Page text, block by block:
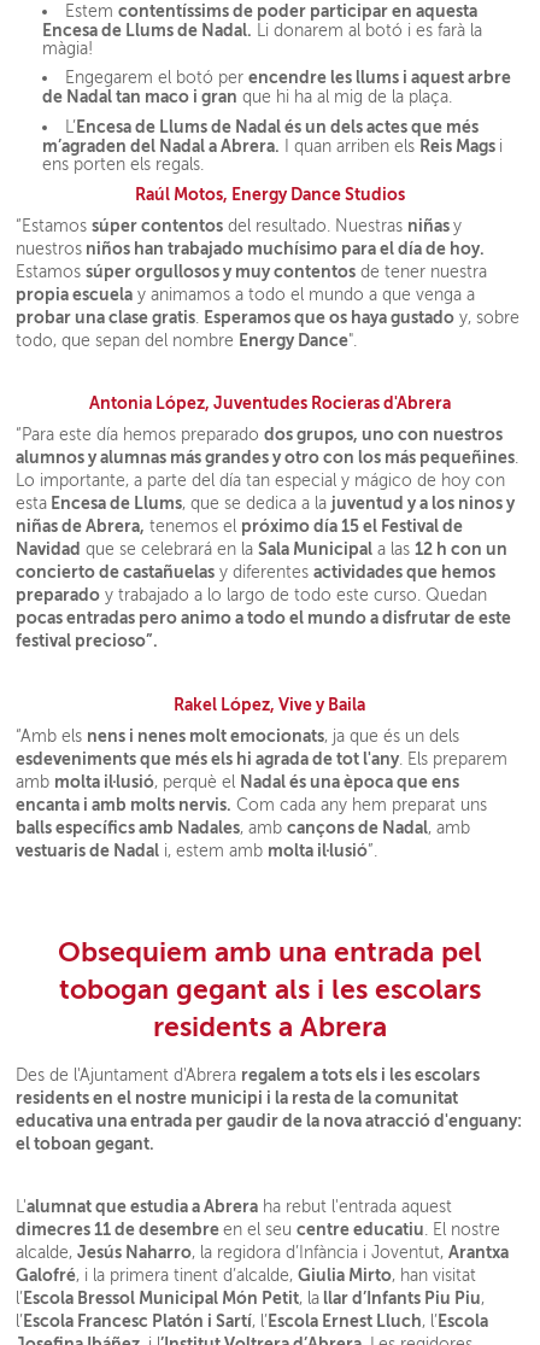
Estemcontentíssims de poder participar en aquesta
Encesa de Llums de Nadal. Li donarem al botó i es farà la
màgia!
Engegarem el botó perencendre les llums i aquest arbre
de Nadal tan maco i gran que hi ha al mig de la plaça.
L’ Encesa de Llums de Nadal és un dels actes que més
m’agraden del Nadal a Abrera. I quan arriben els Reis Mags i
ens porten els regals.
Raúl Motos, Energy Dance Studios
“Estamossúper contentos del resultado. Nuestras niñasy
nuestros niños han trabajado muchísimo para el día de hoy.
Estamossúper orgullosos y muy contentos de tener nuestra
propia escuela y animamos a todo el mundo a que venga a
probar una clase gratis. Esperamos que os haya gustado y, sobre
todo, que sepan del nombre Energy Dance".
Antonia López, Juventudes Rocieras d'Abrera
“Para este día hemos preparadodos grupos, uno con nuestros
alumnos y alumnas más grandes y otro con los más pequeñines.
Lo importante, a parte del día tan especial y mágico de hoy con
esta Encesa de Llums, que se dedica a la juventud y a los ninos y
niñas de Abrera, tenemos el próximo día 15 el Festival de
Navidad que se celebrará en laSala Municipal a las12 h con un
concierto de castañuelas y diferentesactividades que hemos
preparado y trabajado a lo largo de todo este curso. Quedan
pocas entradas pero animo a todo el mundo a disfrutar de este
festival precioso”.
Rakel López, Vive y Baila
“Amb els nens i nenes molt emocionats, ja que és un dels
esdeveniments que més els hi agrada de tot l'any . Els preparem
amb molta il·lusió, perquè el Nadal és una època que ens
encanta i amb molts nervis. Com cada any hem preparat uns
balls específics amb Nadales, ambcançons de Nadal, amb
vestuaris de Nadal i, estem amb molta il·lusió”.
Obsequiem amb una entrada pel
tobogan gegant als i les escolars
residents a Abrera
Des de l'Ajuntament d'Abrera regalem a tots els i les escolars
residents en el nostre municipi i la resta de la comunitat
educativa una entrada per gaudir de la nova atracció d'enguany:
el toboan gegant.
L'alumnat que estudia a Abrera ha rebut l'entrada aquest
dimecres 11 de desembreen el seucentre educatiu . El nostre
alcalde,Jesús Naharro, la regidora d’Infància i Joventut,Arantxa
Galofré, i la primera tinent d’alcalde,Giulia Mirto, han visitat
l’ Escola Bressol Municipal Món Petit, la llar d’Infants Piu Piu,
l’ Escola Francesc Platón i Sartí, l’ Escola Ernest Lluch, l’ Escola